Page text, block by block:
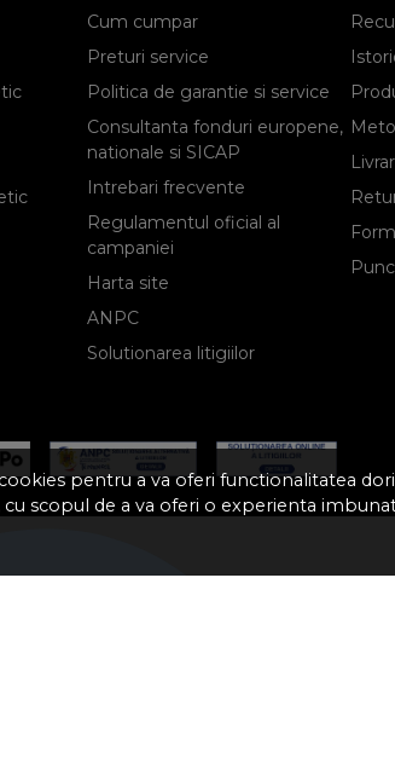
pentru a va oferi functionalitatea
cu scopul de a va oferi o experienta
Cum cumpar
Preturi service
Politica de garantie si service
Consultanta fonduri europene,
nationale si SICAP
Intrebari frecvente
Regulamentul oficial al
campaniei
Harta site
ANPC
Solutionarea litigiilor